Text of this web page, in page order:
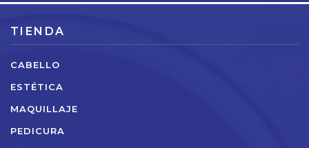
TIENDA
CABELLO
ESTÉTICA
MAQUILLAJE
PEDICURA